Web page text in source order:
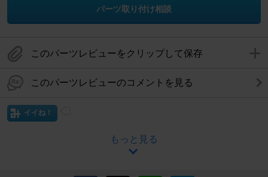
パーツ取り付け相談
このパーツレビューをクリップして保存
このパーツレビューのコメントを見る
イイね！
もっと見る